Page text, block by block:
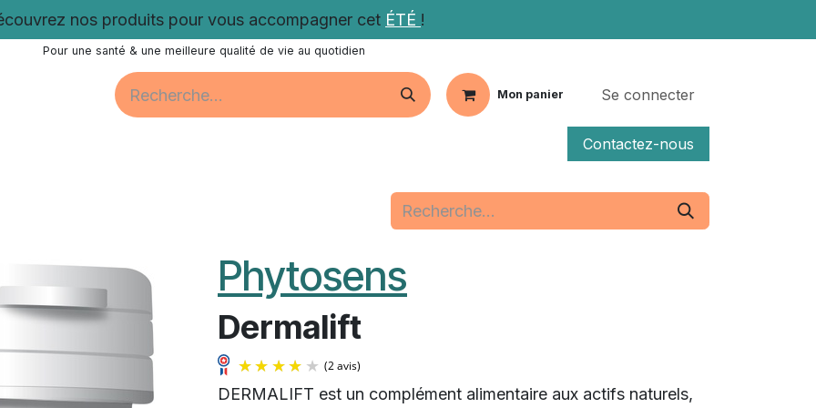
nos produits pour vous accompagner cet ÉTÉ !
Pour une santé & une meilleure qualité de vie au quotidien
Mon panier Se connecter
Contactez-nous
Phytosens
Dermalift
DERMALIFT est un complément alimentaire aux actifs naturels,